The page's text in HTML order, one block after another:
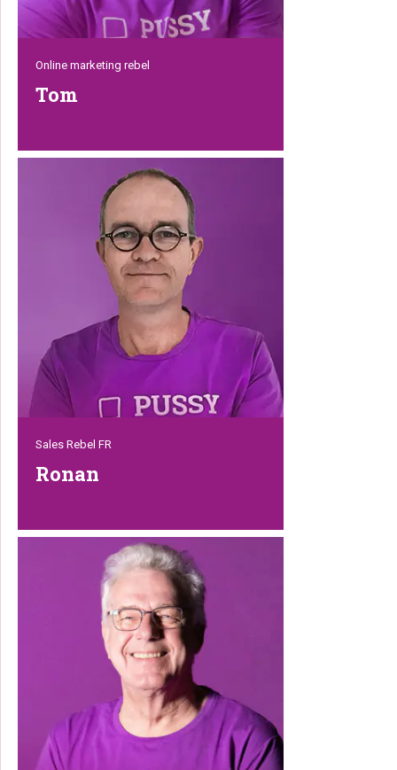
Online marketing rebel
Tom
bezig zijn met SEO, SEA en onze website
verbeteren, dat is allemaal geen
probleem voor deze veelzijdige rebel.
Tom heeft een hoop ervaring en
motiveert de rest van het team, of hij nu
vanuit zijn hoofdkantoor in Schijndel
werkt of vanuit zijn tweede thuis op Bali.
Sales Rebel FR
Ronan
je wanneer je Ronan belt. Hij staat
namelijk al onze Franstalige klanten te
woord vanuit Bretagne, Frankrijk. En dat
gaat hem uitstekend af, want hij heeft
enorm veel ervaring in de
huisdierenbranche. Verder vist hij graag
en duikt wekelijks zijn maaltijden in zee
op. En daar zijn we allemaal heel erg